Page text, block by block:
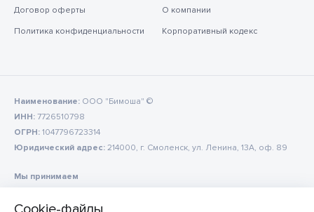
Договор оферты
Политика конфиденциальности
О компании
Корпоративный кодекс
Наименование: ООО "Бимоша" ©
ИНН: 7726510798
ОГРН: 1047796723314
Юридический адрес: 214000, г. Смоленск, ул. Ленина, 13А, оф. 89
Мы принимаем